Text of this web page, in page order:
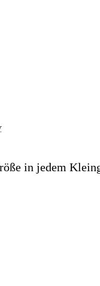
in jedem